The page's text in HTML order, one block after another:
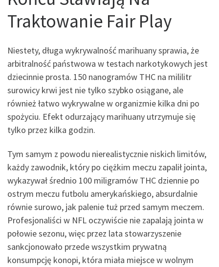
Traktowanie Fair Play
Niestety, długa wykrywalność marihuany sprawia, że
arbitralność państwowa w testach narkotykowych jest
dziecinnie prosta. 150 nanogramów THC na mililitr
surowicy krwi jest nie tylko szybko osiągane, ale
również łatwo wykrywalne w organizmie kilka dni po
spożyciu. Efekt odurzający marihuany utrzymuje się
tylko przez kilka godzin.
Tym samym z powodu nierealistycznie niskich limitów,
każdy zawodnik, który po ciężkim meczu zapalił jointa,
wykazywał średnio 100 miligramów THC dziennie po
ostrym meczu futbolu amerykańskiego, absurdalnie
równie surowo, jak palenie tuż przed samym meczem.
Profesjonaliści w NFL oczywiście nie zapalają jointa w
połowie sezonu, więc przez lata stowarzyszenie
sankcjonowało przede wszystkim prywatną
konsumpcję konopi, która miała miejsce w wolnym